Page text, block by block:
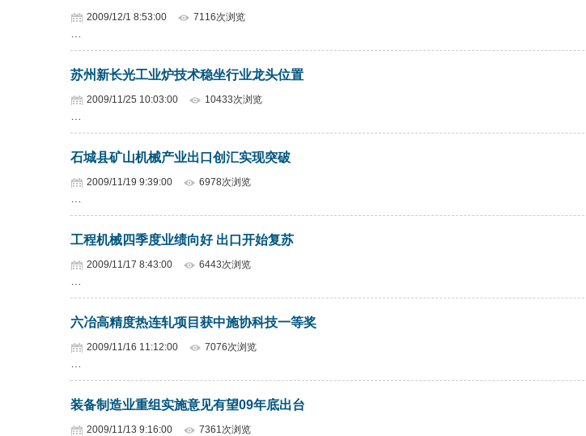
2009/12/1 8:53:00 7116次浏览
苏州新长光工业炉技术稳坐行业龙头位置
2009/11/25 10:03:00 10433次浏览
石城县矿山机械产业出口创汇实现突破
2009/11/19 9:39:00 6978次浏览
工程机械四季度业绩向好 出口开始复苏
2009/11/17 8:43:00 6443次浏览
六冶高精度热连轧项目获中施协科技一等奖
2009/11/16 11:12:00 7076次浏览
装备制造业重组实施意见有望09年底出台
2009/11/13 9:16:00 7361次浏览